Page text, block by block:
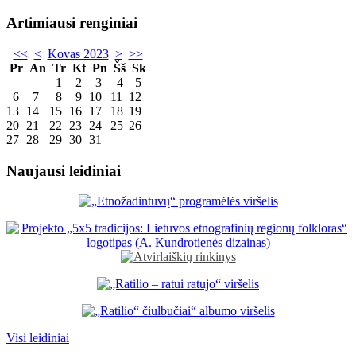
Artimiausi renginiai
<< < Kovas 2023 > >>
Pr An Tr Kt Pn Šš Sk
1
2 3 4
5
6
7 8 9 10 11
12
13 14 15 16 17 18 19
20 21 22 23 24 25 26
27 28 29 30 31
Naujausi leidiniai
Visi leidiniai